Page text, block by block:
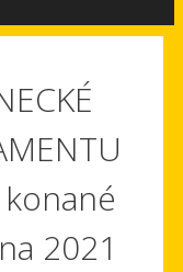
konané
2021